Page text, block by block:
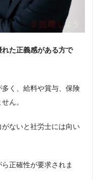
た正義感がある方で
く、給料や賞与、保険
ん。
ないと社労士には向い
正確性が要求されま